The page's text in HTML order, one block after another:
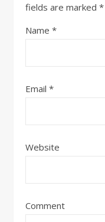
fields are marked *
Name *
Email *
Website
Comment